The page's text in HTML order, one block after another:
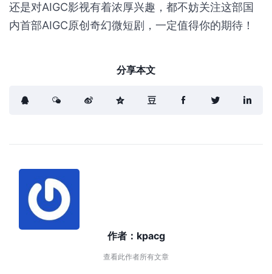
还是对AIGC影视有着浓厚兴趣，都不妨关注这部国
内首部AIGC原创奇幻微短剧，一定值得你的期待！
分享本文
作者： kpacg
查看此作者所有文章